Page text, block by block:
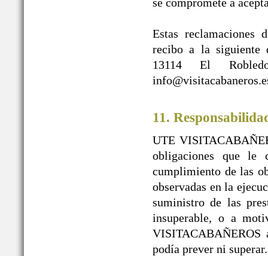
Estas reclamaciones
recibo a la siguiente
13114 El
11.
UTE
obligaciones que le
cumplimiento de las
observadas en la
suministro de las
insuperable, o a
VISITACABAÑEROS
podía prever ni superar.